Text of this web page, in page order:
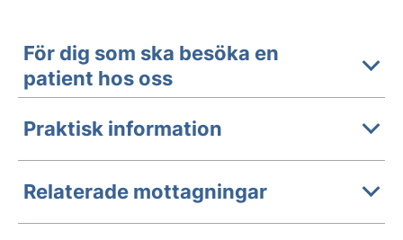
För dig som ska besöka en
patient hos oss
Praktisk information
Relaterade mottagningar